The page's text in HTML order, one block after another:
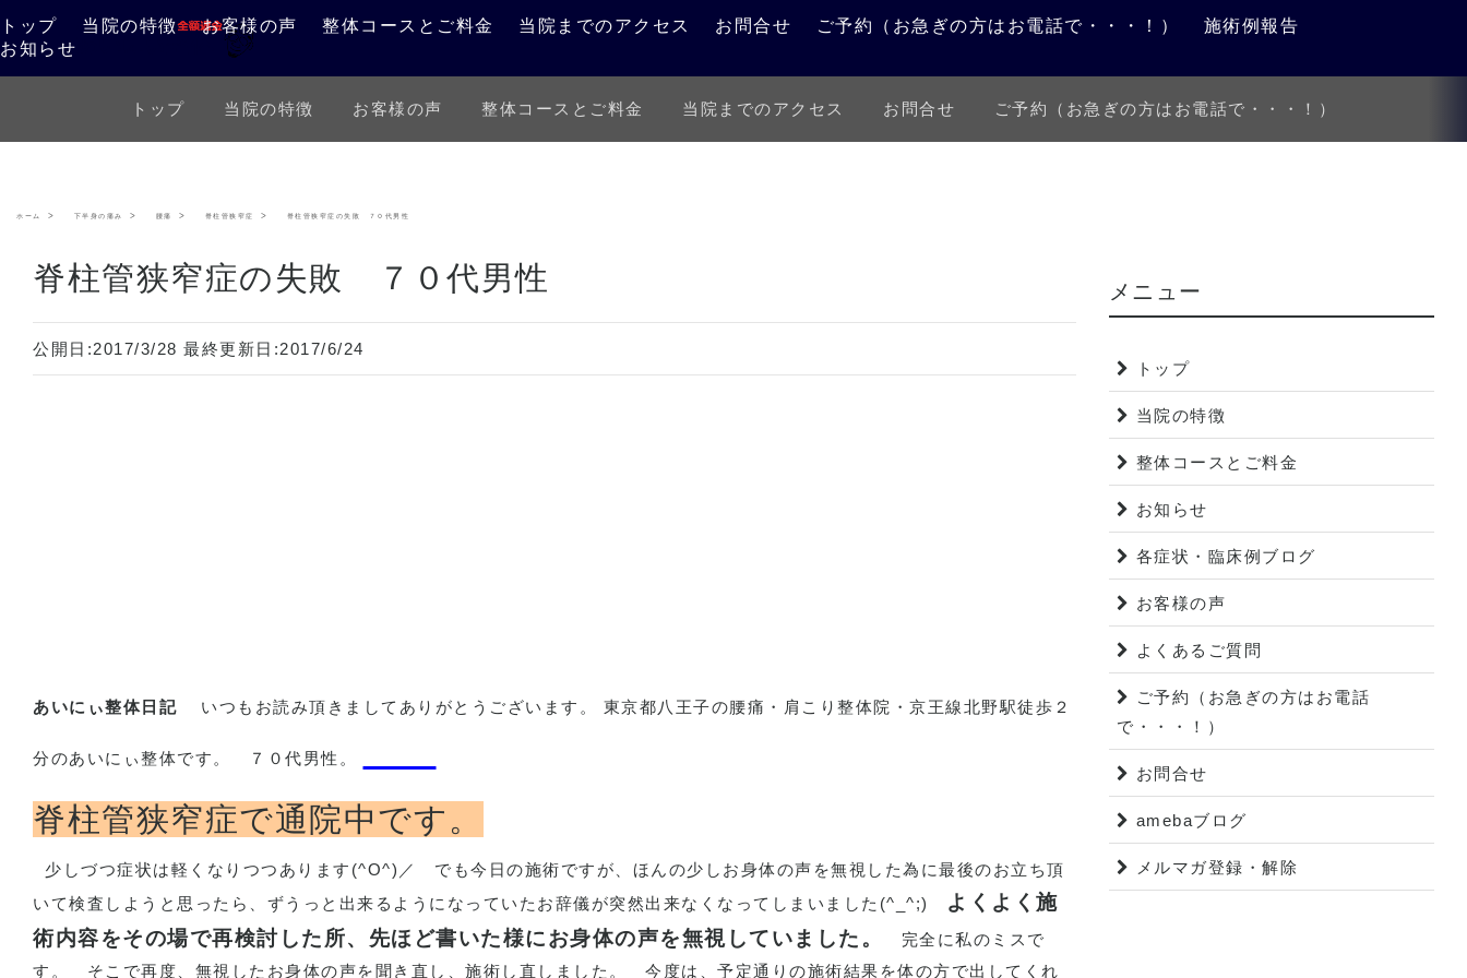
トップ 当院の特徴 お客様の声 整体コースとご料金 当院までのアクセス お問合せ ご予約（お急ぎの方はお電話で・・・！）
施術例報告
お知らせ
トップ 当院の特徴 お客様の声 整体コースとご料金 当院までのアクセス お問合せ ご予約（お急ぎの方はお電話で・・・！）
ホーム 下半身の痛み 腰痛 脊柱管狭窄症 脊柱管狭窄症の失敗 ７０代男性
脊柱管狭窄症の失敗 ７０代男性
公開日:2017/3/28 最終更新日:2017/6/24
あいにぃ整体日記 いつもお読み頂きましてありがとうございます。 東京都八王子の腰痛・肩こり整体院・京王線北野駅徒歩２
分のあいにぃ整体です。 ７０代男性。
脊柱管狭窄症で通院中です。
少しづつ症状は軽くなりつつあります (^O^) ／
でも今日の施術ですが、ほんの少しお身体の声を無視した為に最後のお立ち頂
いて検査しようと思ったら、ずうっと出来るようになっていたお辞儀が突然出来なくなってしまいました (^_^;)
よくよく施
術内容をその場で再検討した所、先ほど書いた様にお身体の声を無視していました。
完全に私のミスで
す。
そこで再度、無視したお身体の声を聞き直し、施術し直しました。 今度は、予定通りの施術結果を体の方で出してくれ
メニュー
トップ
当院の特徴
整体コースとご料金
お知らせ
各症状・臨床例ブログ
お客様の声
よくあるご質問
ご予約（お急ぎの方はお電話
で・・・！）
お問合せ
amebaブログ
メルマガ登録・解除